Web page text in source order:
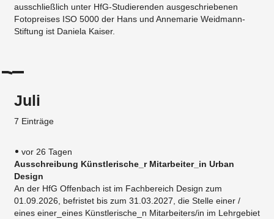
ausschließlich unter HfG-Studierenden ausgeschriebenen
Fotopreises ISO 5000 der Hans und Annemarie Weidmann-
Stiftung ist Daniela Kaiser.
Juli
7 Einträge
vor 26 Tagen
Ausschreibung Künstlerische_r Mitarbeiter_in Urban
Design
An der HfG Offenbach ist im Fachbereich Design zum
01.09.2026, befristet bis zum 31.03.2027, die Stelle einer /
eines einer_eines Künstlerische_n Mitarbeiters/in im Lehrgebiet